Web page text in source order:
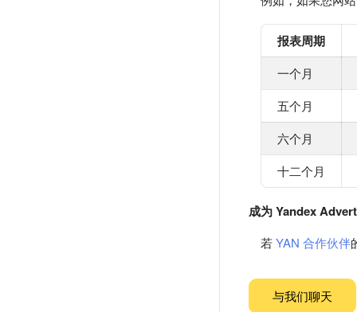
报表周期
一个月
五个月
六个月
十二个月
成为 Yandex
若YAN 合作伙伴
与我们聊天